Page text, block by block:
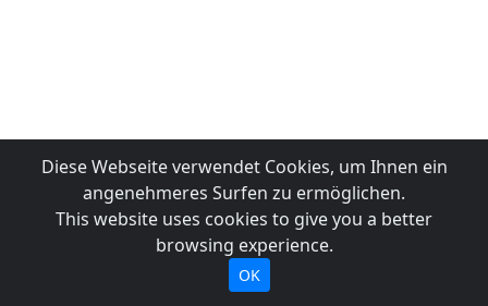
Diese Webseite verwendet Cookies, um Ihnen ein
angenehmeres Surfen zu ermöglichen.
This website uses cookies to give you a better
browsing experience.
OK